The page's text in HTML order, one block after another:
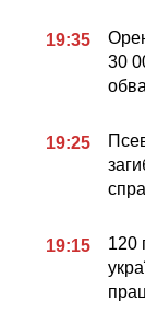
19:35
30
19:25
19:15
120